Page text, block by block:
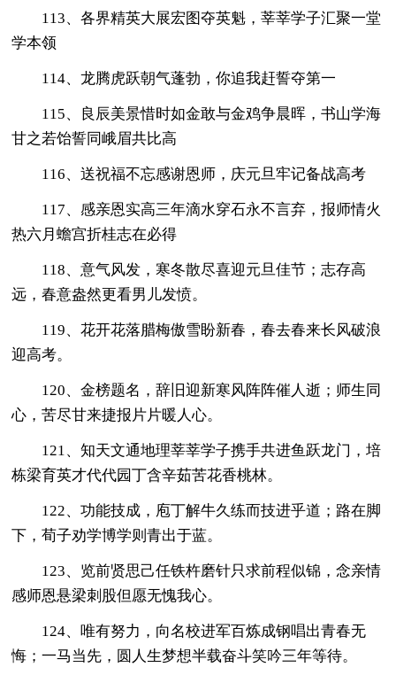
113、各界精英大展宏图夺英魁，莘莘学子汇聚一堂
学本领
114、龙腾虎跃朝气蓬勃，你追我赶誓夺第一
115、良辰美景惜时如金敢与金鸡争晨晖，书山学海
甘之若饴誓同峨眉共比高
116、送祝福不忘感谢恩师，庆元旦牢记备战高考
117、感亲恩实高三年滴水穿石永不言弃，报师情火
热六月蟾宫折桂志在必得
118、意气风发，寒冬散尽喜迎元旦佳节；志存高
远，春意盎然更看男儿发愤。
119、花开花落腊梅傲雪盼新春，春去春来长风破浪
迎高考。
120、金榜题名，辞旧迎新寒风阵阵催人逝；师生同
心，苦尽甘来捷报片片暖人心。
121、知天文通地理莘莘学子携手共进鱼跃龙门，培
栋梁育英才代代园丁含辛茹苦花香桃林。
122、功能技成，庖丁解牛久练而技进乎道；路在脚
下，荀子劝学博学则青出于蓝。
123、览前贤思己任铁杵磨针只求前程似锦，念亲情
感师恩悬梁刺股但愿无愧我心。
124、唯有努力，向名校进军百炼成钢唱出青春无
悔；一马当先，圆人生梦想半载奋斗笑吟三年等待。